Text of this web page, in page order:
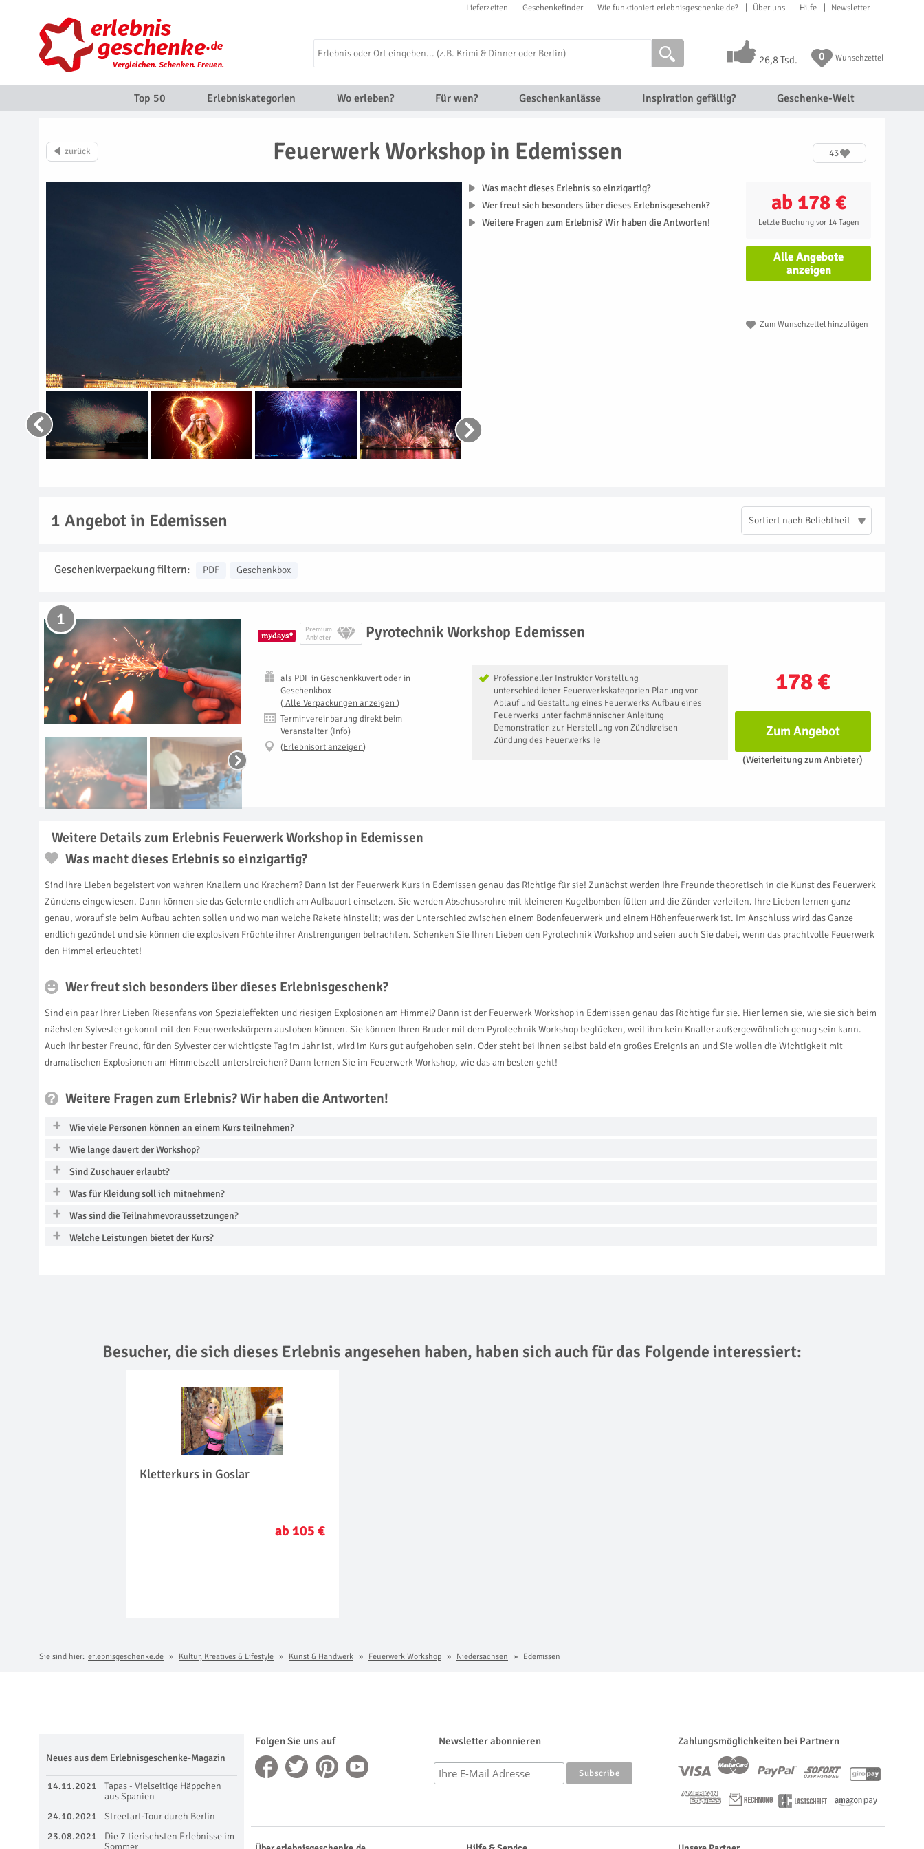
Lieferzeiten Geschenkefinder Wie funktioniert erlebnisgeschenke.de? Über uns Hilfe Newsletter
26,8 Tsd. 0 Wunschzettel
Top 50 Erlebniskategorien Wo erleben? Für wen? Geschenkanlässe Inspiration gefällig? Geschenke-Welt
Feuerwerk Workshop in Edemissen 43
ab 178 €
Letzte Buchung vor 14 Tagen
Alle Angebote
anzeigen
Zum Wunschzettel hinzufügen
Was macht dieses Erlebnis so einzigartig?
Wer freut sich besonders über dieses Erlebnisgeschenk?
Weitere Fragen zum Erlebnis? Wir haben die Antworten!
1 Angebot in Edemissen Sortiert nach Beliebtheit
Geschenkverpackung filtern: PDF Geschenkbox
Premium
Anbieter
Pyrotechnik Workshop Edemissen
1
178 €
Professioneller Instruktor Vorstellung
unterschiedlicher Feuerwerkskategorien Planung von
Ablauf und Gestaltung eines Feuerwerks Aufbau eines
Feuerwerks unter fachmännischer Anleitung
Demonstration zur Herstellung von Zündkreisen
Zündung des Feuerwerks Te
als PDFinGeschenkkuvert oder in
Geschenkbox
( Alle Verpackungen anzeigen )
Terminvereinbarung direkt beim
Veranstalter (Info)
(Erlebnisort anzeigen)
Zum Angebot
(Weiterleitung zum Anbieter)
Weitere Details zum Erlebnis Feuerwerk Workshop in Edemissen
Was macht dieses Erlebnis so einzigartig?
Sind Ihre Lieben begeistert von wahren Knallern und Krachern? Dann ist der Feuerwerk Kurs in Edemissen genau das Richtige für sie! Zunächst werden Ihre Freunde theoretisch in die Kunst des Feuerwerk
Zündens eingewiesen. Dann können sie das Gelernte endlich am Aufbauort einsetzen. Sie werden Abschussrohre mit kleineren Kugelbomben füllen und die Zünder verleiten. Ihre Lieben lernen ganz
genau, worauf sie beim Aufbau achten sollen und wo man welche Rakete hinstellt; was der Unterschied zwischen einem Bodenfeuerwerk und einem Höhenfeuerwerk ist. Im Anschluss wird das Ganze
endlich gezündet und sie können die explosiven Früchte ihrer Anstrengungen betrachten. Schenken Sie Ihren Lieben den Pyrotechnik Workshop und seien auch Sie dabei, wenn das prachtvolle Feuerwerk
den Himmel erleuchtet!
Wer freut sich besonders über dieses Erlebnisgeschenk?
Sind ein paar Ihrer Lieben Riesenfans von Spezialeffekten und riesigen Explosionen am Himmel? Dann ist der Feuerwerk Workshop in Edemissen genau das Richtige für sie. Hier lernen sie, wie sie sich beim
nächsten Sylvester gekonnt mit den Feuerwerkskörpern austoben können. Sie können Ihren Bruder mit dem Pyrotechnik Workshop beglücken, weil ihm kein Knaller außergewöhnlich genug sein kann.
Auch Ihr bester Freund, für den Sylvester der wichtigste Tag im Jahr ist, wird im Kurs gut aufgehoben sein. Oder steht bei Ihnen selbst bald ein großes Ereignis an und Sie wollen die Wichtigkeit mit
dramatischen Explosionen am Himmelszelt unterstreichen? Dann lernen Sie im Feuerwerk Workshop, wie das am besten geht!
Weitere Fragen zum Erlebnis? Wir haben die Antworten!
Wie viele Personen können an einem Kurs teilnehmen?
Wie lange dauert der Workshop?
Sind Zuschauer erlaubt?
Was für Kleidung soll ich mitnehmen?
Was sind die Teilnahmevoraussetzungen?
Welche Leistungen bietet der Kurs?
Besucher, die sich dieses Erlebnis angesehen haben, haben sich auch für das Folgende interessiert:
Kletterkurs in Goslar
ab 105 €
Sie sind hier: erlebnisgeschenke.de Kultur, Kreatives & Lifestyle Kunst & Handwerk Feuerwerk Workshop Niedersachsen Edemissen
Folgen Sie uns auf Newsletter abonnieren Zahlungsmöglichkeiten bei Partnern
Neues aus dem Erlebnisgeschenke-Magazin
14.11.2021
Tapas - Vielseitige Häppchen
aus Spanien
24.10.2021
Streetart-Tour durch Berlin
23.08.2021
Die 7 tierischsten Erlebnisse im
Sommer